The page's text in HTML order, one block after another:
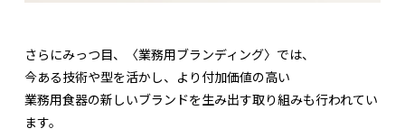
さらにみっつ目、〈業務用ブランディング〉では、
今ある技術や型を活かし、より付加価値の高い
業務用食器の新しいブランドを生み出す取り組みも行われてい
ます。